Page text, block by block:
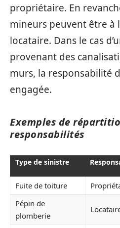
propriétaire. En
mineurs peuvent être à
locataire. Dans le cas
provenant des
murs, la responsabilité
engagée.
Exemples de
responsabilités
Type de sinistre
Fuite de toiture
Pépin de
plomberie